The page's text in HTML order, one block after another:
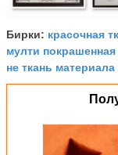
Бирки: красочная
мулти
не ткань